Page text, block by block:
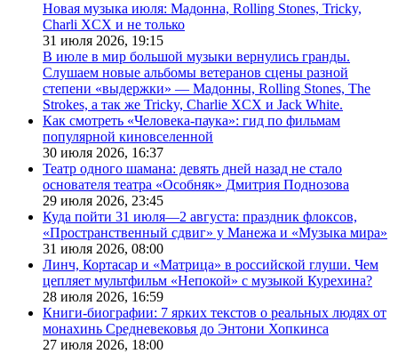
Новая музыка июля: Мадонна, Rolling Stones, Tricky,
Charli XCX и не только
31 июля 2026, 19:15
В июле в мир большой музыки вернулись гранды.
Слушаем новые альбомы ветеранов сцены разной
степени «выдержки» — Мадонны, Rolling Stones, The
Strokes, а так же Tricky, Charlie XCX и Jack White.
Как смотреть «Человека-паука»: гид по фильмам
популярной киновселенной
30 июля 2026, 16:37
Театр одного шамана: девять дней назад не стало
основателя театра «Особняк» Дмитрия Поднозова
29 июля 2026, 23:45
Куда пойти 31 июля—2 августа: праздник флоксов,
«Пространственный сдвиг» у Манежа и «Музыка мира»
31 июля 2026, 08:00
Линч, Кортасар и «Матрица» в российской глуши. Чем
цепляет мультфильм «Непокой» с музыкой Курехина?
28 июля 2026, 16:59
Книги-биографии: 7 ярких текстов о реальных людях от
монахинь Средневековья до Энтони Хопкинса
27 июля 2026, 18:00